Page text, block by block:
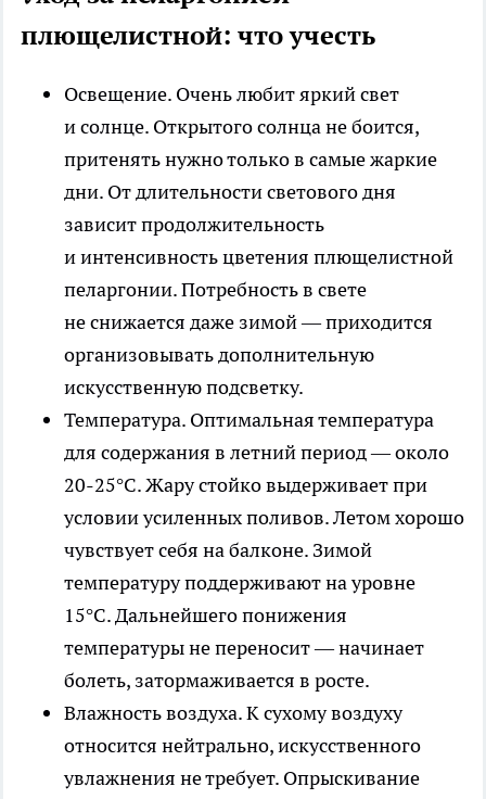
плющелистной: что учесть
Освещение. Очень любит яркий свет
и солнце. Открытого солнца не боится,
притенять нужно только в самые жаркие
дни. От длительности светового дня
зависит продолжительность
и интенсивность цветения плющелистной
пеларгонии. Потребность в свете
не снижается даже зимой — приходится
организовывать дополнительную
искусственную подсветку.
Температура. Оптимальная температура
для содержания в летний период — около
20-25°С. Жару стойко выдерживает при
условии усиленных поливов. Летом хорошо
чувствует себя на балконе. Зимой
температуру поддерживают на уровне
15°С. Дальнейшего понижения
температуры не переносит — начинает
болеть, затормаживается в росте.
Влажность воздуха. К сухому воздуху
относится нейтрально, искусственного
увлажнения не требует. Опрыскивание